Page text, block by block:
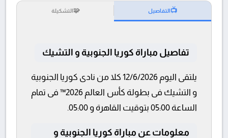
📺التفاصيل 🧩التشكيلة
تفاصيل مباراة كوريا الجنوبية و التشيك
يلتقى اليوم 12/6/2026 كلا من نادى كوريا الجنوبية
و التشيك فى بطولة كأس العالم 2026™ فى تمام
الساعة 05:00 بتوقيت القاهرة و 05:00.
معلومات عن مباراة كوريا الجنوبية و